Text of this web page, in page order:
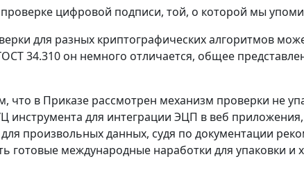
цифровой подписи, той, о которой мы
для разных криптографических алгоритмов
34.310 он немного отличается, общее
что в Приказе рассмотрен механизм проверки не
инструмента для интеграции ЭЦП в веб
произвольных данных, судя по документации
готовые международные наработки для упаковки